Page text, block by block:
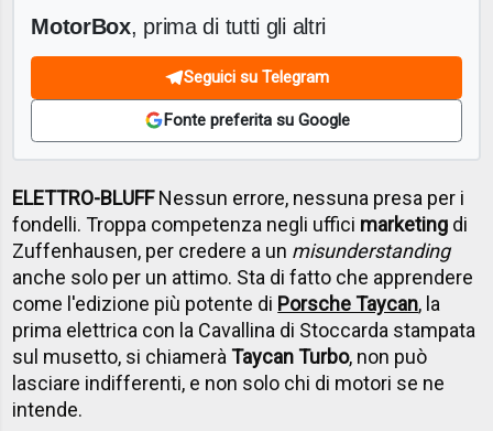
MotorBox, prima di tutti gli altri
Seguici su Telegram
Fonte preferita su Google
ELETTRO-BLUFFNessun errore, nessuna presa per i
fondelli. Troppa competenza negli uffici marketing di
Zuffenhausen, per credere a un misunderstanding
anche solo per un attimo. Sta di fatto che apprendere
come l'edizione più potente di Porsche Taycan, la
prima elettrica con la Cavallina di Stoccarda stampata
sul musetto, si chiameràTaycan Turbo, non può
lasciare indifferenti, e non solo chi di motori se ne
intende.